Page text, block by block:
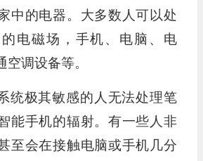
中的电器。大多数人可以处
电磁场，手机、电脑、电
调设备等。
统极其敏感的人无法处理笔
能手机的辐射。有一些人非
至会在接触电脑或手机几分